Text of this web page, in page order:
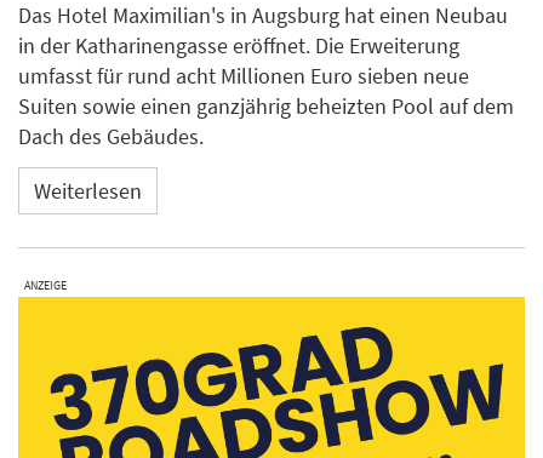
Das Hotel Maximilian's in Augsburg hat einen Neubau
in der Katharinengasse eröffnet. Die Erweiterung
umfasst für rund acht Millionen Euro sieben neue
Suiten sowie einen ganzjährig beheizten Pool auf dem
Dach des Gebäudes.
Weiterlesen
ANZEIGE